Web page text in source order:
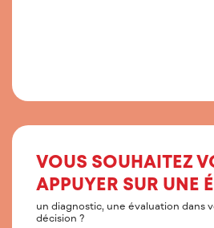
VOUS SOUHAITEZ
APPUYER SUR UNE
un diagnostic, une évaluation dans
décision ?